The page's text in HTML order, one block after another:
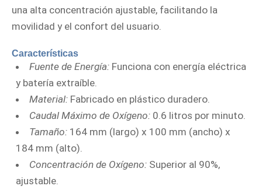
una alta concentración ajustable, facilitando la
movilidad y el confort del usuario.
Características
Fuente de Energía: Funciona con energía eléctrica
y batería extraíble.
Material: Fabricado en plástico duradero.
Caudal Máximo de Oxígeno: 0.6 litros por minuto.
Tamaño: 164 mm (largo) x 100 mm (ancho) x
184 mm (alto).
Concentración de Oxígeno: Superior al 90%,
ajustable.